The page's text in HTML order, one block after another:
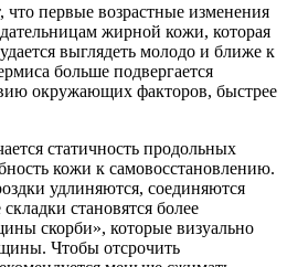
первые возрастные изменения
жирной кожи, которая
выглядеть молодо и ближе к
больше подвергается
окружающих факторов, быстрее
статичность продольных
кожи к самовосстановлению.
удлиняются, соединяются
становятся более
скорби», которые визуально
Чтобы отсрочить